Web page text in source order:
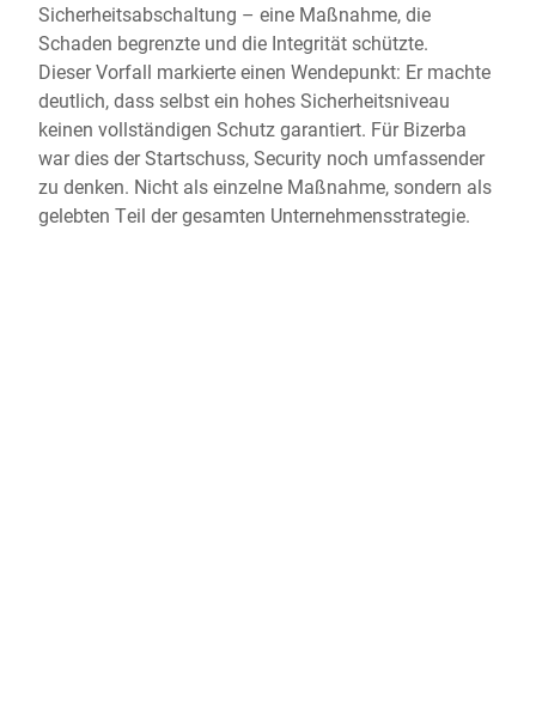
Sicherheitsabschaltung – eine Maßnahme, die
Schaden begrenzte und die Integrität schützte.
Dieser Vorfall markierte einen Wendepunkt: Er machte
deutlich, dass selbst ein hohes Sicherheitsniveau
keinen vollständigen Schutz garantiert. Für Bizerba
war dies der Startschuss, Security noch umfassender
zu denken. Nicht als einzelne Maßnahme, sondern als
gelebten Teil der gesamten Unternehmensstrategie.